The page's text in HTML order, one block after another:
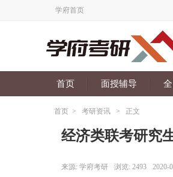
学府首页
首页 面授辅导
首页 > 考研资讯 > 正文
经济类联考研究
来源: 学府考研 浏览: 2493 2020-